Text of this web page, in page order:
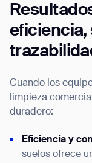
eficiencia,
Cuando los
limpieza
duradero:
Eficiencia y
suelos ofrece